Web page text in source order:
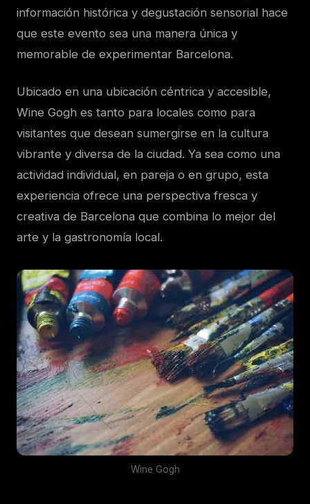
información histórica y degustación sensorial hace
que este evento sea una manera única y
memorable de experimentar Barcelona.
Ubicado en una ubicación céntrica y accesible,
Wine Gogh es tanto para locales como para
visitantes que desean sumergirse en la cultura
vibrante y diversa de la ciudad. Ya sea como una
actividad individual, en pareja o en grupo, esta
experiencia ofrece una perspectiva fresca y
creativa de Barcelona que combina lo mejor del
arte y la gastronomía local.
Wine Gogh